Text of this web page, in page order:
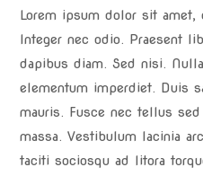
Lorem ipsum dolor sit amet,
Integer nec odio. Praesent
dapibus diam. Sed nisi.
elementum imperdiet. Duis
mauris. Fusce nec tellus
massa. Vestibulum lacinia
taciti sociosqu ad litora